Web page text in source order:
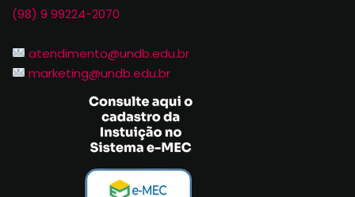
(98) 9 99224-2070
atendimento@undb.edu.br
marketing@undb.edu.br